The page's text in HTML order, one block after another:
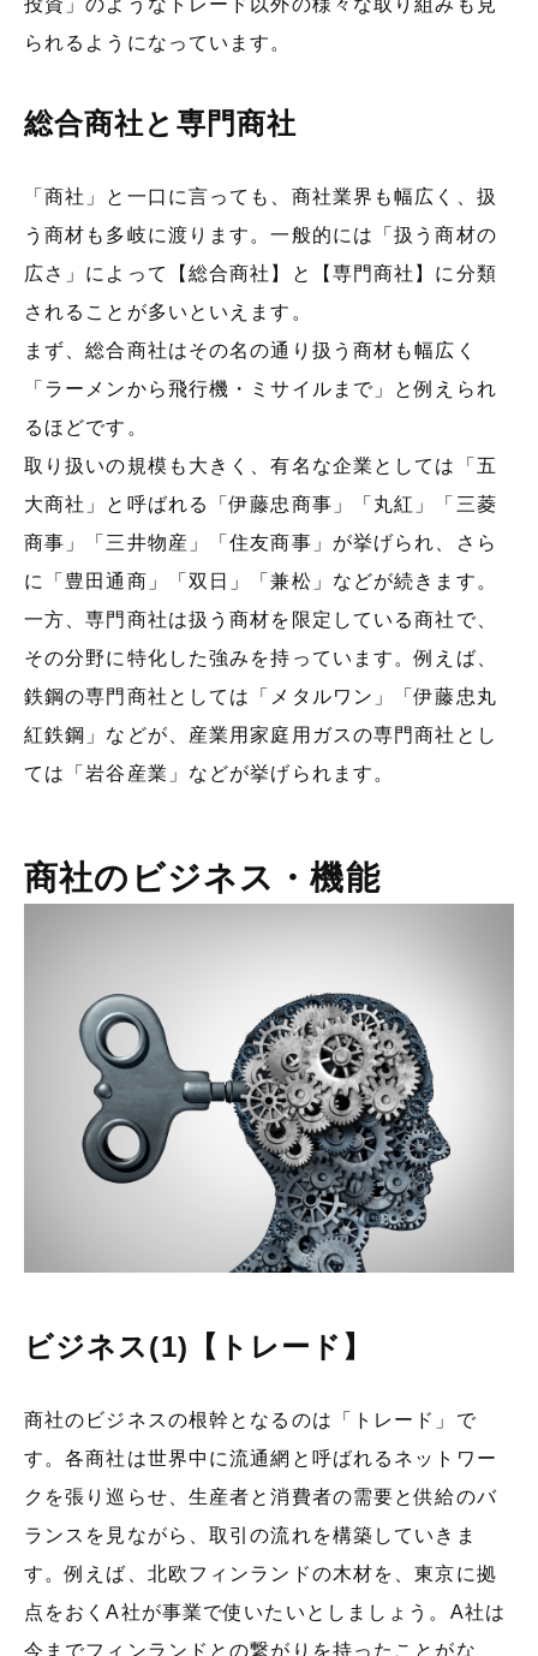
投資」のようなトレード以外の様々な取り組みも見
られるようになっています。
総合商社と専門商社
「商社」と一口に言っても、商社業界も幅広く、扱
う商材も多岐に渡ります。一般的には「扱う商材の
広さ」によって【総合商社】と【専門商社】に分類
されることが多いといえます。
まず、総合商社はその名の通り扱う商材も幅広く
「ラーメンから飛行機・ミサイルまで」と例えられ
るほどです。
取り扱いの規模も大きく、有名な企業としては「五
大商社」と呼ばれる「伊藤忠商事」「丸紅」「三菱
商事」「三井物産」「住友商事」が挙げられ、さら
に「豊田通商」「双日」「兼松」などが続きます。
一方、専門商社は扱う商材を限定している商社で、
その分野に特化した強みを持っています。例えば、
鉄鋼の専門商社としては「メタルワン」「伊藤忠丸
紅鉄鋼」などが、産業用家庭用ガスの専門商社とし
ては「岩谷産業」などが挙げられます。
商社のビジネス・機能
ビジネス(1)【トレード】
商社のビジネスの根幹となるのは「トレード」で
す。各商社は世界中に流通網と呼ばれるネットワー
クを張り巡らせ、生産者と消費者の需要と供給のバ
ランスを見ながら、取引の流れを構築していきま
す。例えば、北欧フィンランドの木材を、東京に拠
点をおくA社が事業で使いたいとしましょう。A社は
今までフィンランドとの繋がりを持ったことがな